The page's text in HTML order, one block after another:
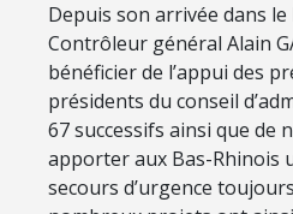
Depuis son arrivée dans le
Contrôleur général Alain
bénéficier de l’appui des
présidents du conseil
67 successifs ainsi que de
apporter aux Bas-Rhinois
secours d’urgence